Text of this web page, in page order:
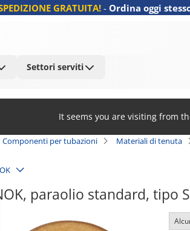
GRATUITA! - Ordina oggi
Settori serviti
It seems you are visiting from
Componenti per tubazioni Materiali di tenuta
paraolio standard, tipo